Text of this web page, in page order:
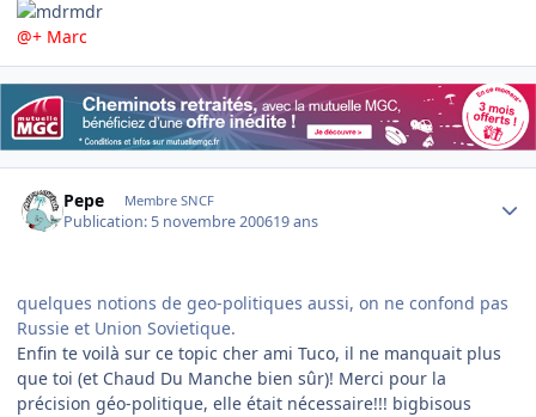
@+ Marc
Pepe Membre SNCF
Publication: 5 novembre 200619 ans
quelques notions de geo-politiques aussi, on ne confond pas
Russie et Union Sovietique.
Enfin te voilà sur ce topic cher ami Tuco, il ne manquait plus
que toi (et Chaud Du Manche bien sûr)! Merci pour la
précision géo-politique, elle était nécessaire!!! bigbisous